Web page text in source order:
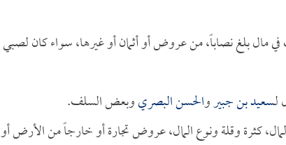
مال بلغ نصاباً، من عروض أو أثمان أو غيرها، سواء كان لصبي
سعيد بن جبيروالحسن البصريوبعض السلف.
كثرة وقلة ونوع المال، عروض تجارة أو خارجاً من الأرض أو